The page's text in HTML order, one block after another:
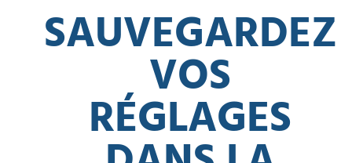
SAUVEGARDEZ
VOS
RÉGLAGES